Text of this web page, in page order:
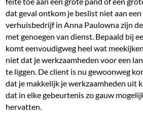
dat geval ontkom je beslist niet aan
verhuisbedrijf in Anna Paulowna zijn
met genoegen van dienst. Bepaald bij
komt eenvoudigweg heel wat
niet dat je werkzaamheden voor een
te liggen. De client is nu gewoonweg
dat je makkelijk je werkzaamheden uit
dat in elke gebeurtenis zo gauw
hervatten.